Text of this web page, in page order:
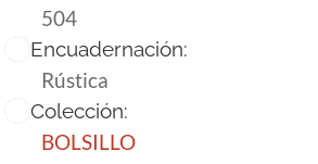
504
Encuadernación:
Rústica
Colección:
BOLSILLO